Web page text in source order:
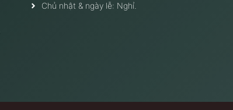
Chủ nhật & ngày lễ: Nghỉ.